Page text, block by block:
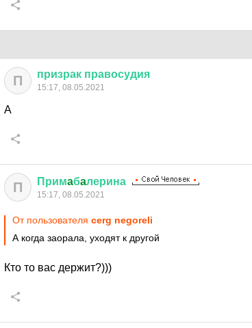
П призрак правосудия
15:17, 08.05.2021
А
П Примaбaлерина
15:17, 08.05.2021
От пользователя cerg negoreli
А когда заорала, уходят к другой
Кто то вас держит?)))